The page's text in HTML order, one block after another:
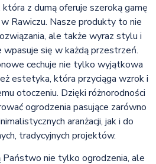
z dumą oferuje szeroką gamę
Rawiczu. Nasze produkty to nie
ale także wyraz stylu i
się w każdą przestrzeń.
cechuje nie tylko wyjątkowa
estetyka, która przyciąga wzrok i
otoczeniu. Dzięki różnorodności
ogrodzenia pasujące zarówno
aranżacji, jak i do
tradycyjnych projektów.
Państwo nie tylko ogrodzenia, ale